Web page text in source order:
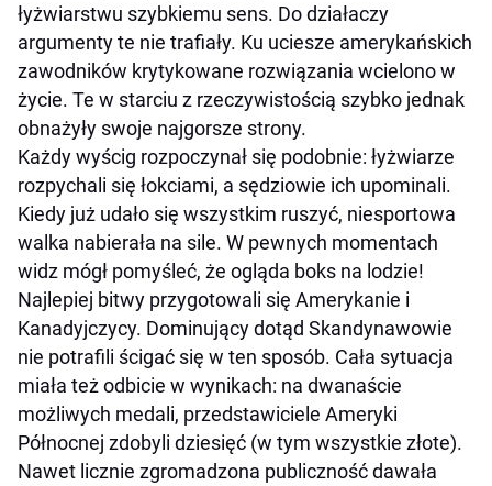
łyżwiarstwu szybkiemu sens. Do działaczy
argumenty te nie trafiały. Ku uciesze amerykańskich
zawodników krytykowane rozwiązania wcielono w
życie. Te w starciu z rzeczywistością szybko jednak
obnażyły swoje najgorsze strony.
Każdy wyścig rozpoczynał się podobnie: łyżwiarze
rozpychali się łokciami, a sędziowie ich upominali.
Kiedy już udało się wszystkim ruszyć, niesportowa
walka nabierała na sile. W pewnych momentach
widz mógł pomyśleć, że ogląda boks na lodzie!
Najlepiej bitwy przygotowali się Amerykanie i
Kanadyjczycy. Dominujący dotąd Skandynawowie
nie potrafili ścigać się w ten sposób. Cała sytuacja
miała też odbicie w wynikach: na dwanaście
możliwych medali, przedstawiciele Ameryki
Północnej zdobyli dziesięć (w tym wszystkie złote).
Nawet licznie zgromadzona publiczność dawała